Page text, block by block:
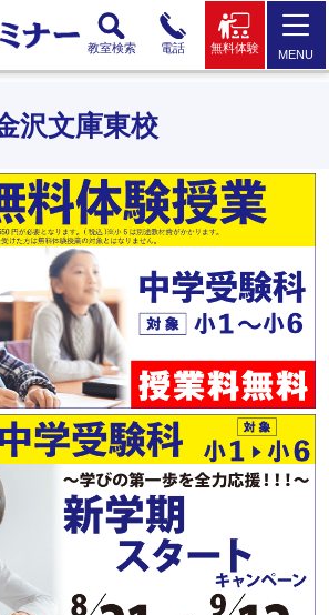
教室検索 電話 無料体験 MENU
沢文庫東校